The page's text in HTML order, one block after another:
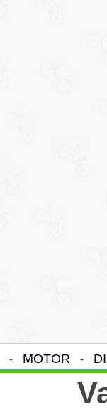
- MOTOR -